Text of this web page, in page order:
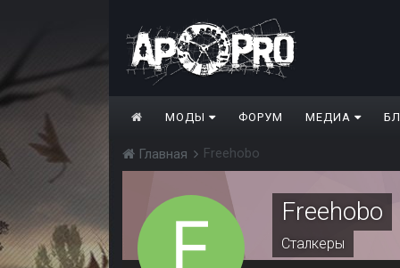
МОДЫ ФОРУМ МЕДИА
Главная Freehobo
Freehobo
Сталкеры